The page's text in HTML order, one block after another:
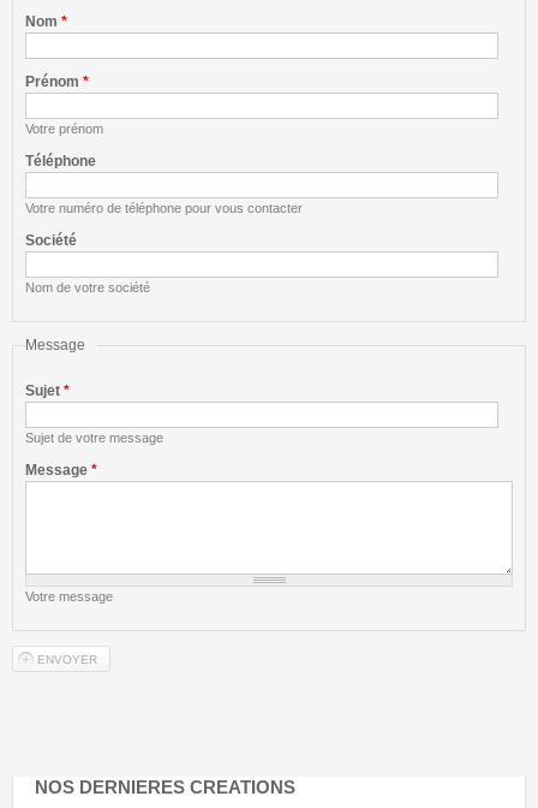
Nom *
Prénom *
Votre prénom
Téléphone
Votre numéro de téléphone pour vous contacter
Société
Nom de votre société
Message
Sujet *
Sujet de votre message
Message *
Votre message
NOS DERNIERES CREATIONS